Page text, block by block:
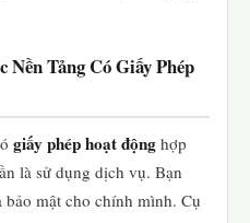
Tảng Có Giấy Phép
giấy phép hoạt động hợp
là sử dụng dịch vụ. Bạn
bảo mật cho chính mình. Cụ